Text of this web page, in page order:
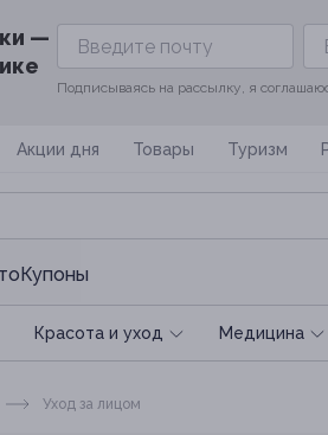
—
Подписываясь на рассылку, я
Акции дня Товары Туризм
Красота и уход Медицина
Уход за лицом